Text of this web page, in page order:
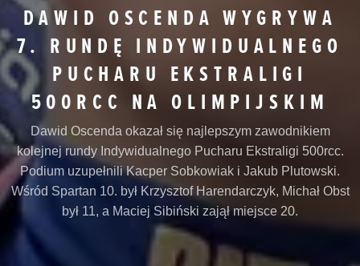
DAWID OSCENDA WYGRYWA
7. RUNDĘ INDYWIDUALNEGO
PUCHARU EKSTRALIGI
500RCC NA OLIMPIJSKIM
Dawid Oscenda okazał się najlepszym zawodnikiem
kolejnej rundy Indywidualnego Pucharu Ekstraligi 500rcc.
Podium uzupełnili Kacper Sobkowiak i Jakub Plutowski.
Wśród Spartan 10. był Krzysztof Harendarczyk, Michał Obst
był 11, a Maciej Sibiński zajął miejsce 20.